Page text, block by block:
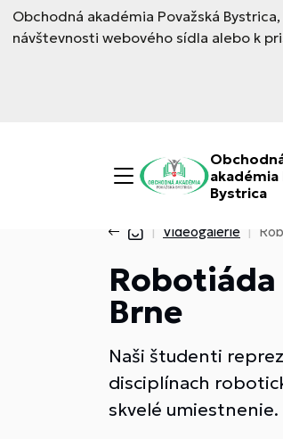
Obchodná akadémia Považská
návštevnosti webového sídla alebo k
akadémia
Bystrica
Videogalérie
Brne
Naši študenti
disciplínach
skvelé umiestnenie.